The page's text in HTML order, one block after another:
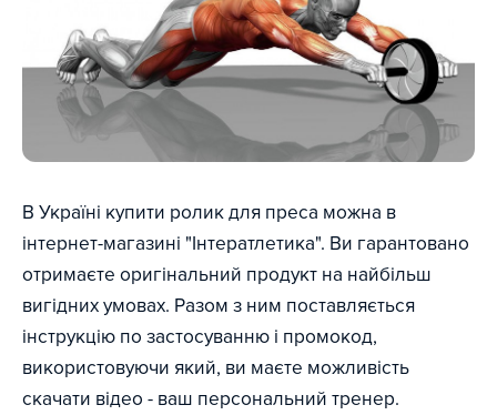
В Україні купити ролик для преса можна в
інтернет-магазині "Інтератлетика". Ви гарантовано
отримаєте оригінальний продукт на найбільш
вигідних умовах. Разом з ним поставляється
інструкцію по застосуванню і промокод,
використовуючи який, ви маєте можливість
скачати відео - ваш персональний тренер.